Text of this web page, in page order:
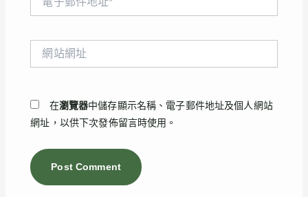
在瀏覽器中儲存顯示名稱、電子郵件地址及個人網站
網址，以供下次發佈留言時使用。